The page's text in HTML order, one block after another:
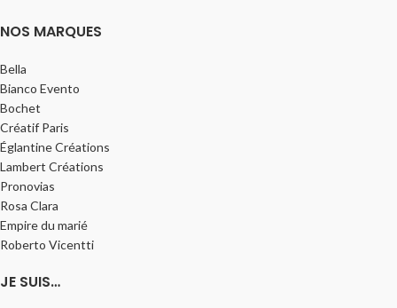
NOS MARQUES
Bella
Bianco Evento
Bochet
Créatif Paris
Églantine Créations
Lambert Créations
Pronovias
Rosa Clara
Empire du marié
Roberto Vicentti
JE SUIS…